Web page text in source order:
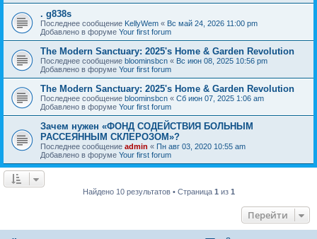
. g838s
Последнее сообщение KellyWem « Вс май 24, 2026 11:00 pm
Добавлено в форуме Your first forum
The Modern Sanctuary: 2025's Home & Garden Revolution
Последнее сообщение bloominsbcn « Вс июн 08, 2025 10:56 pm
Добавлено в форуме Your first forum
The Modern Sanctuary: 2025's Home & Garden Revolution
Последнее сообщение bloominsbcn « Сб июн 07, 2025 1:06 am
Добавлено в форуме Your first forum
Зачем нужен «ФОНД СОДЕЙСТВИЯ БОЛЬНЫМ
РАССЕЯННЫМ СКЛЕРОЗОМ»?
Последнее сообщение admin « Пн авг 03, 2020 10:55 am
Добавлено в форуме Your first forum
Найдено 10 результатов • Страница 1 из 1
Перейти